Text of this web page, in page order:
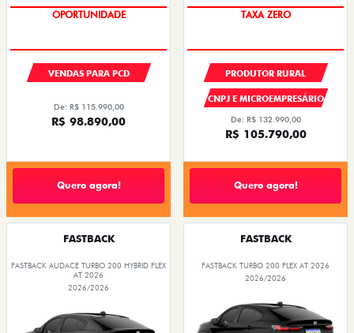
OPORTUNIDADE
VENDAS PARA PCD
De: R$ 115.990,00
R$ 98.890,00
Quero agora!
TAXA ZERO
PRODUTOR RURAL
CNPJ E MICROEMPRESÁRIO
De: R$ 132.990,00
R$ 105.790,00
Quero agora!
FASTBACK
FASTBACK AUDACE TURBO 200 HYBRID FLEX
AT 2026
2026/2026
FASTBACK
FASTBACK TURBO 200 FLEX AT 2026
2026/2026